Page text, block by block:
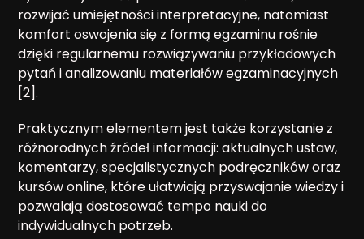
rozwijać umiejętności interpretacyjne, natomiast
komfort oswojenia się z formą egzaminu rośnie
dzięki regularnemu rozwiązywaniu przykładowych
pytań i analizowaniu materiałów egzaminacyjnych
[2].
Praktycznym elementem jest także korzystanie z
różnorodnych źródeł informacji: aktualnych ustaw,
komentarzy, specjalistycznych podręczników oraz
kursów online, które ułatwiają przyswajanie wiedzy i
pozwalają dostosować tempo nauki do
indywidualnych potrzeb.